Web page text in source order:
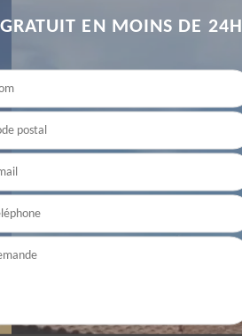
EN MOINS DE 24H